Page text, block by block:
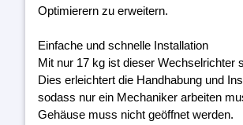
Optimierern zu erweitern.
Einfache und schnelle Installation
Mit nur 17 kg ist dieser Wechselrichter
Dies erleichtert die Handhabung und
sodass nur ein Mechaniker arbeiten
Gehäuse muss nicht geöffnet werden.